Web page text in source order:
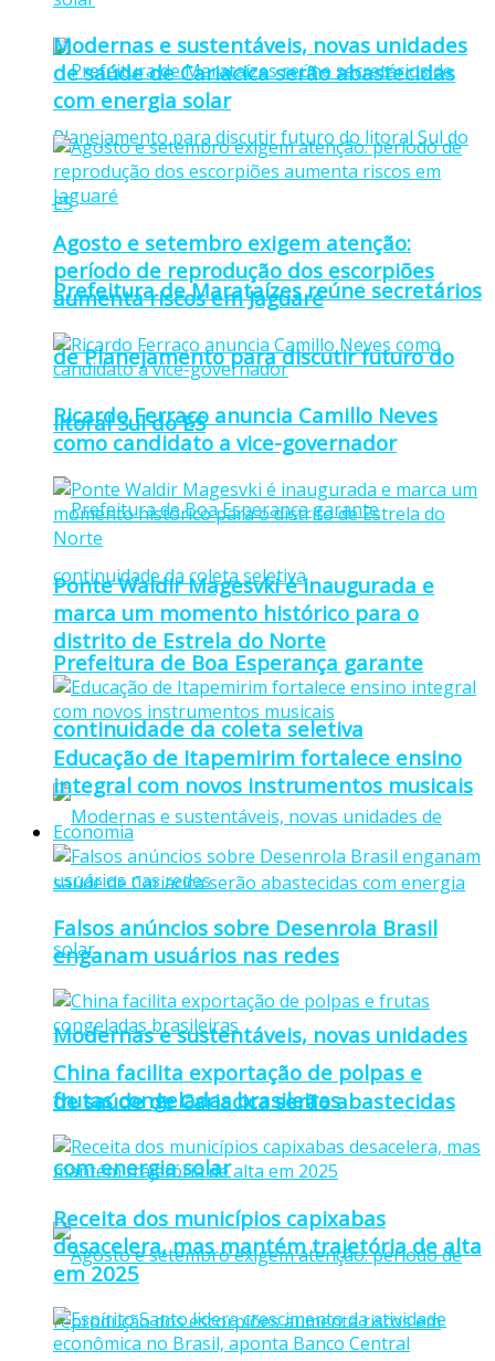
Prefeitura de Marataízes reúne secretários
de Planejamento para discutir futuro do
litoral Sul do ES
Prefeitura de Boa Esperança garante
continuidade da coleta seletiva
Modernas e sustentáveis, novas unidades
de saúde de Cariacica serão abastecidas
com energia solar
Modernas e sustentáveis, novas unidades
de saúde de Cariacica serão abastecidas
com energia solar
Agosto e setembro exigem atenção:
período de reprodução dos escorpiões
aumenta riscos em Jaguaré
Ricardo Ferraço anuncia Camillo Neves
como candidato a vice-governador
Ponte Waldir Magesvki é inaugurada e
marca um momento histórico para o
distrito de Estrela do Norte
Educação de Itapemirim fortalece ensino
integral com novos instrumentos musicais
Economia
Falsos anúncios sobre Desenrola Brasil
enganam usuários nas redes
China facilita exportação de polpas e
frutas congeladas brasileiras
Receita dos municípios capixabas
desacelera, mas mantém trajetória de alta
em 2025